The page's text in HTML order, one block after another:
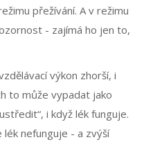
přežívání. A v režimu
- zajímá ho jen to,
výkon zhorší, i
to může vypadat jako
i když lék funguje.
lék nefunguje - a zvýší